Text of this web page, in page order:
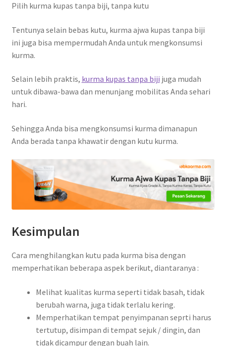
Pilih kurma kupas tanpa biji, tanpa kutu
Tentunya selain bebas kutu, kurma ajwa kupas tanpa biji
ini juga bisa mempermudah Anda untuk mengkonsumsi
kurma.
Selain lebih praktis, kurma kupas tanpa biji juga mudah
untuk dibawa-bawa dan menunjang mobilitas Anda sehari
hari.
Sehingga Anda bisa mengkonsumsi kurma dimanapun
Anda berada tanpa khawatir dengan kutu kurma.
Kesimpulan
Cara menghilangkan kutu pada kurma bisa dengan
memperhatikan beberapa aspek berikut, diantaranya :
Melihat kualitas kurma seperti tidak basah, tidak
berubah warna, juga tidak terlalu kering.
Memperhatikan tempat penyimpanan seprti harus
tertutup, disimpan di tempat sejuk / dingin, dan
tidak dicampur dengan buah lain.